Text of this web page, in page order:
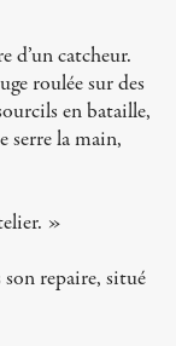
d’un catcheur.
roulée sur des
en bataille,
serre la main,
»
son repaire, situé